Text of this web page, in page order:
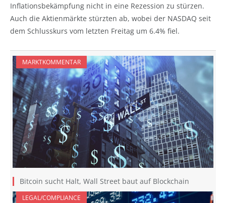
Inflationsbekämpfung nicht in eine Rezession zu stürzen.
Auch die Aktienmärkte stürzten ab, wobei der NASDAQ seit
dem Schlusskurs vom letzten Freitag um 6.4% fiel.
MARKTKOMMENTAR
Bitcoin sucht Halt, Wall Street baut auf Blockchain
LEGAL/COMPLIANCE